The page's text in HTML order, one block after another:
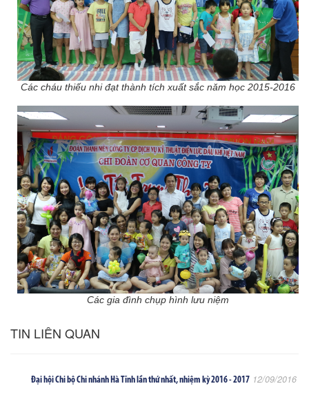
Các cháu thiếu nhi đạt thành tích xuất sắc năm học 2015-2016
Các gia đình chụp hình lưu niệm
TIN LIÊN QUAN
Đại hội Chi bộ Chi nhánh Hà Tĩnh lần thứ nhất, nhiệm kỳ 2016 - 2017 12/09/2016